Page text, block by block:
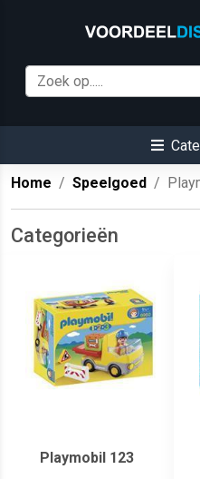
Home Speelgoed
Categorieën
Playmobil 123